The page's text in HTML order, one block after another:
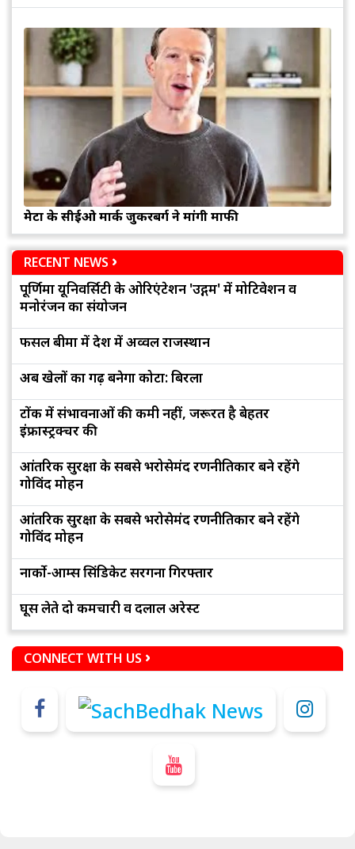
मेटा के सीईओ मार्क जुकरबर्ग ने मांगी माफी
RECENT NEWS
पूर्णिमा यूनिवर्सिटी के ओरिएंटेशन 'उद्गम' में मोटिवेशन व
मनोरंजन का संयोजन
फसल बीमा में देश में अव्वल राजस्थान
अब खेलों का गढ़ बनेगा कोटा: बिरला
टोंक में संभावनाओं की कमी नहीं, जरूरत है बेहतर
इंफ्रास्ट्रक्चर की
आंतरिक सुरक्षा के सबसे भरोसेमंद रणनीतिकार बने रहेंगे
गोविंद मोहन
आंतरिक सुरक्षा के सबसे भरोसेमंद रणनीतिकार बने रहेंगे
गोविंद मोहन
नार्को-आर्म्स सिंडिकेट सरगना गिरफ्तार
घूस लेते दो कर्मचारी व दलाल अरेस्ट
CONNECT WITH US